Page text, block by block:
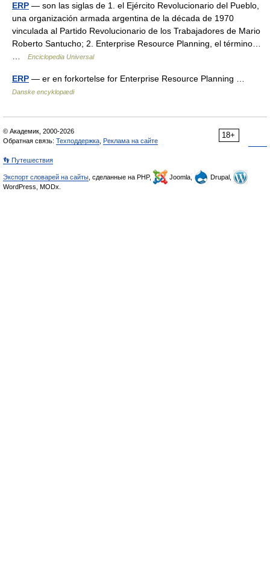
ERP — son las siglas de 1. el Ejército Revolucionario del Pueblo,
una organización armada argentina de la década de 1970
vinculada al Partido Revolucionario de los Trabajadores de Mario
Roberto Santucho; 2. Enterprise Resource Planning, el término…
Enciclopedia Universal
ERP — er en forkortelse for Enterprise Resource Planning …
Danske encyklopædi
18+
© Академик, 2000-2026
Обратная связь: Техподдержка Реклама на сайте
👣 Путешествия
Экспорт словарей на сайты , сделанные на PHP, Joomla,
Drupal,
WordPress, MODx.